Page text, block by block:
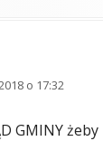
o 17:32
GMINY żeby